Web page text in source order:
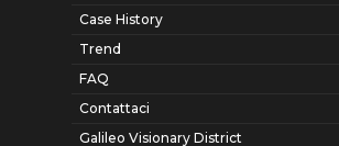
Case History
Trend
FAQ
Contattaci
Galileo Visionary District